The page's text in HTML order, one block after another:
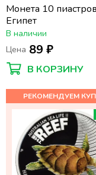
Монета 10
Египет
В наличии
Цена 89 ₽
В КОРЗИНУ